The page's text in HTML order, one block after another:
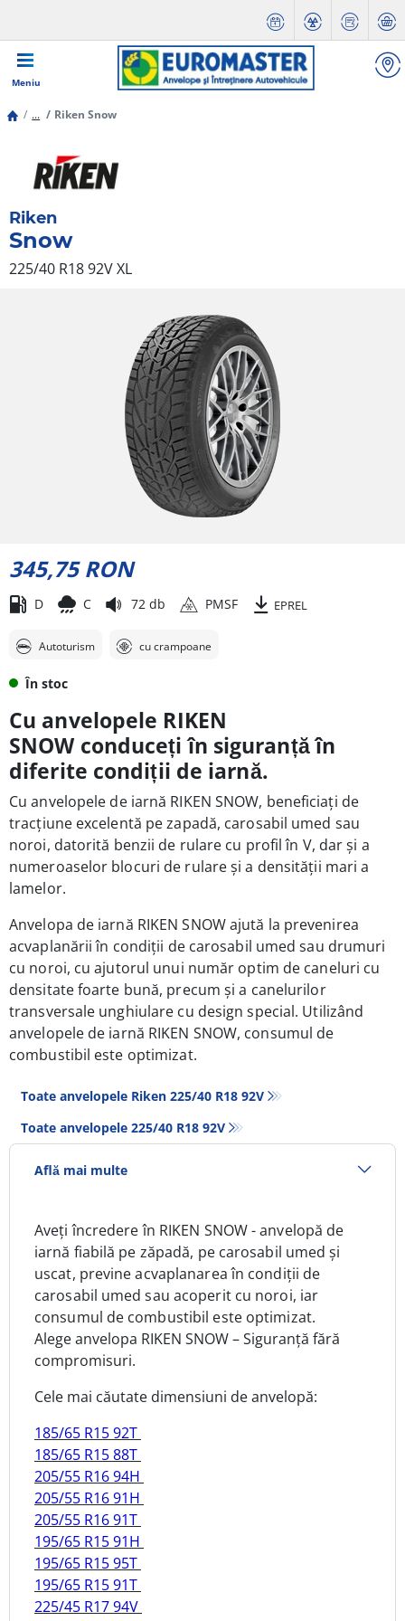
Meniu
... Riken Snow
Riken
Snow
225/40 R18 92VXL
345,75 RON
D C 72 db PMSF EPREL
Autoturism cu crampoane
În stoc
Cu anvelopele RIKEN
SNOWconduceți în siguranță în
diferite condiții de iarnă.
Cu anvelopele de iarnă RIKEN SNOW, beneficiați de
tracțiune excelentă pe zapadă, carosabil umed sau
noroi, datorită benzii de rulare cu profil în V, dar și a
numeroaselor blocuri de rulare și a densității mari a
lamelor.
Anvelopa de iarnă RIKENSNOWajută la prevenirea
acvaplanării în condiții de carosabil umed sau drumuri
cu noroi, cu ajutorul unui număr optim de caneluri cu
densitate foarte bună, precum și a canelurilor
transversale unghiulare cu design special. Utilizând
anvelopele de iarnă RIKEN SNOW, consumul de
combustibil este optimizat.
Toate anvelopele Riken 225/40 R18 92V
Toate anvelopele‎ 225/40 R18 92V
Află mai multe
Aveți încredere în RIKEN SNOW - anvelopă de
iarnă fiabilă pe zăpadă, pe carosabil umed și
uscat, previne acvaplanarea în condiții de
carosabil umed sau acoperit cu noroi, iar
consumul de combustibil este optimizat.
Alege anvelopa RIKEN SNOW – Siguranță fără
compromisuri.
Cele mai căutate dimensiuni de anvelopă:
185/65 R15 92T
185/65 R15 88T
205/55 R16 94H
205/55 R16 91H
205/55 R16 91T
195/65 R15 91H
195/65 R15 95T
195/65 R15 91T
225/45 R17 94V